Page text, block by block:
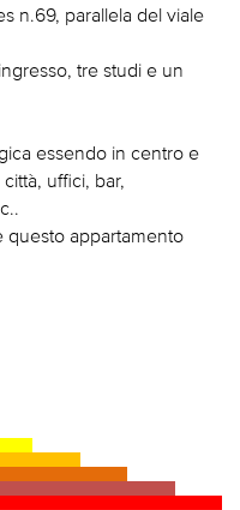
n.69, parallela del viale
tre studi e un
essendo in centro e
uffici, bar,
questo appartamento